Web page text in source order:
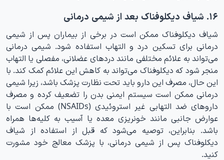
۱۶. شیاف دیکلوفناک بعد از شیمی درمانی
شیاف دیکلوفناک ممکن است در برخی از بیماران پس از شیمی
درمانی برای تسکین درد و التهاب استفاده شود. شیمی درمانی
می‌تواند به علائم مختلفی مانند دردهای عضلانی، مفصلی یا التهاب
منجر شود که دیکلوفناک می‌تواند به کاهش این علائم کمک کند. با
این حال، مصرف این دارو باید تحت نظارت پزشک باشد، زیرا شیمی
درمانی ممکن است سیستم ایمنی بدن را تضعیف کرده و مصرف
داروهای ضد التهابی غیر استروئیدی (NSAIDs) ممکن است با
عوارض جانبی مانند خونریزی معده یا آسیب به کلیه‌ها همراه
باشد. بنابراین، توصیه می‌شود که قبل از استفاده از شیاف
دیکلوفناک پس از شیمی درمانی، با پزشک معالج خود مشورت
کنید.